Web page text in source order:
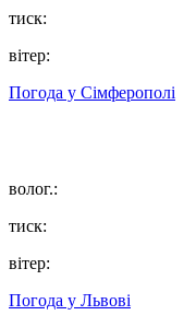
тиск:
вітер:
Погода у Сімферополі
волог.:
тиск:
вітер:
Погода у Львові